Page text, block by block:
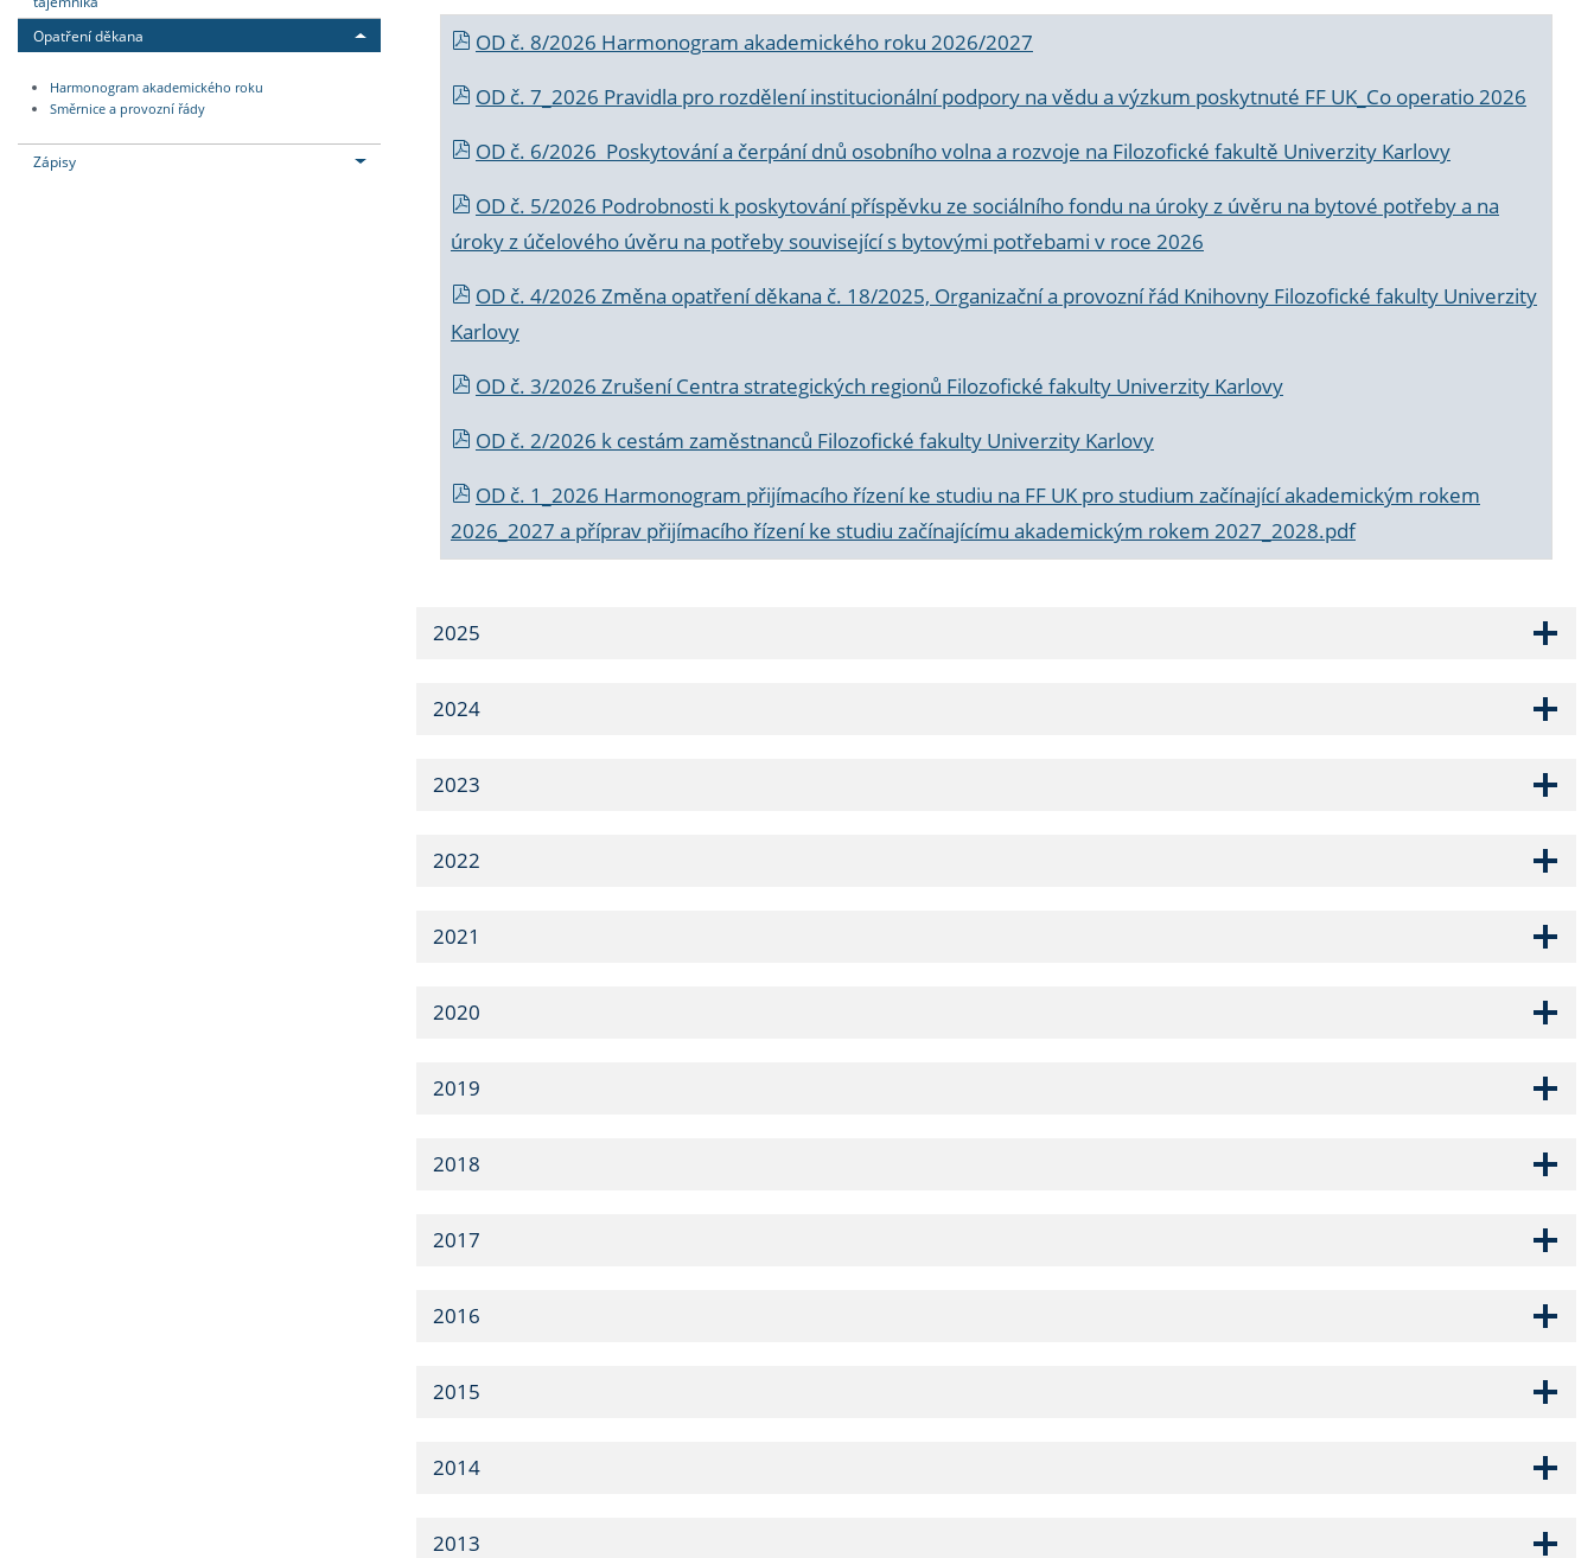
Opatření děkana
Harmonogram akademického roku
Směrnice a provozní řády
Zápisy
OD č. 8/2026 Harmonogram akademického roku 2026/2027
OD č. 7_2026 Pravidla pro rozdělení institucionální podpory na vědu a výzkum poskytnuté FF UK_Co operatio 2026
OD č. 6/2026 Poskytování a čerpání dnů osobního volna a rozvoje na Filozofické fakultě Univerzity Karlovy
OD č. 5/2026 Podrobnosti k poskytování příspěvku ze sociálního fondu na úroky z úvěru na bytové potřeby a na
úroky z účelového úvěru na potřeby související s bytovými potřebami v roce 2026
OD č. 4/2026 Změna opatření děkana č. 18/2025, Organizační a provozní řád Knihovny Filozofické fakulty Univerzity
Karlovy
OD č. 3/2026 Zrušení Centra strategických regionů Filozofické fakulty Univerzity Karlovy
OD č. 2/2026 k cestám zaměstnanců Filozofické fakulty Univerzity Karlovy
OD č. 1_2026 Harmonogram přijímacího řízení ke studiu na FF UK pro studium začínající akademickým rokem
2026_2027 a příprav přijímacího řízení ke studiu začínajícímu akademickým rokem 2027_2028.pdf
2025
2024
2023
2022
2021
2020
2019
2018
2017
2016
2015
2014
2013